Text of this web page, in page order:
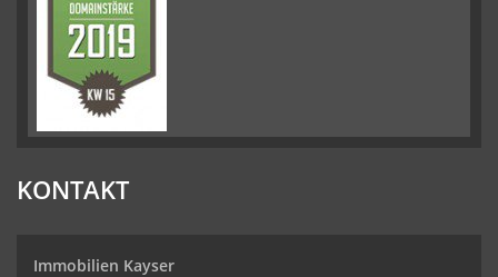
KONTAKT
Immobilien Kayser